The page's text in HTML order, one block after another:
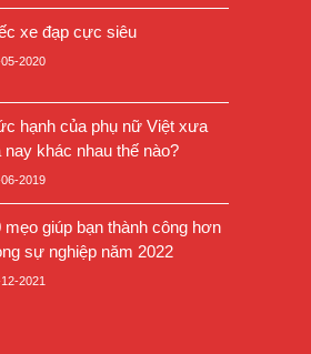
xe đạp cực siêu
2020
hạnh của phụ nữ Việt xưa
nay khác nhau thế nào?
2019
mẹo giúp bạn thành công hơn
sự nghiệp năm 2022
2021